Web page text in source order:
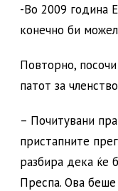
-Во 2009 година
конечно би
Повторно,
патот за
– Почитувани
пристапните
разбира дека ќе
Преспа. Ова